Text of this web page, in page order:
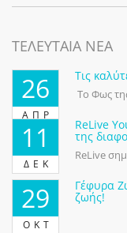
ΤΕΛΕΥΤΑΙΑ ΝΕΑ
26
ΑΠΡ
Τις
Το Φως
11
ΔΕΚ
ReLive
της
ReLive
29
ΟΚΤ
Γέφυρα
ζωής!